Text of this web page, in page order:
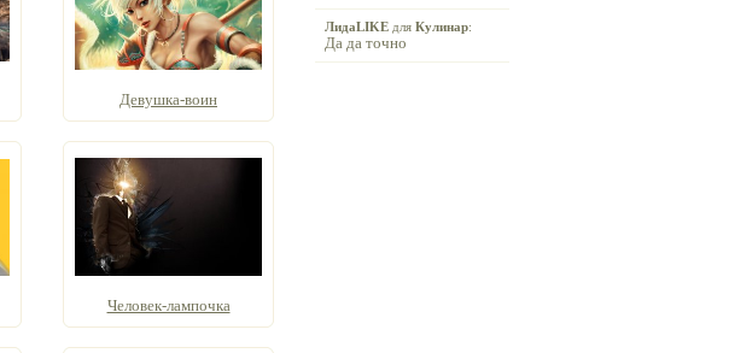
Девушка-воин
Человек-лампочка
ЛидаLIKE для Кулинар:
Да да точно